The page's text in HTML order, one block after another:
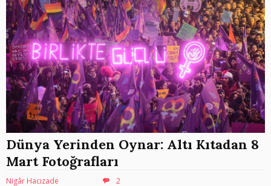
Dünya Yerinden Oynar: Altı Kıtadan 8
Mart Fotoğrafları
Nigâr Hacızade 2